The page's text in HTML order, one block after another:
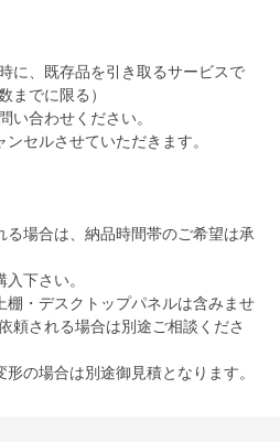
に、既存品を引き取るサービスで
までに限る）
い合わせください。
セルさせていただきます。
場合は、納品時間帯のご希望は承
下さい。
・デスクトップパネルは含みませ
頼される場合は別途ご相談くださ
の場合は別途御見積となります。